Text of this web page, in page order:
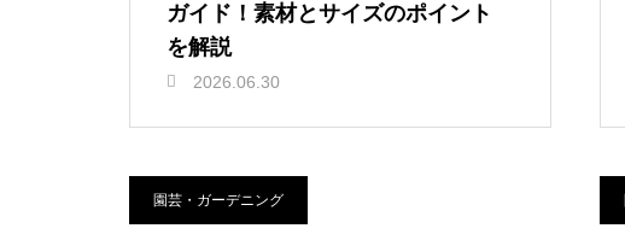
ガイド！素材とサイズのポイント
を解説
2026.06.30
園芸・ガーデニング